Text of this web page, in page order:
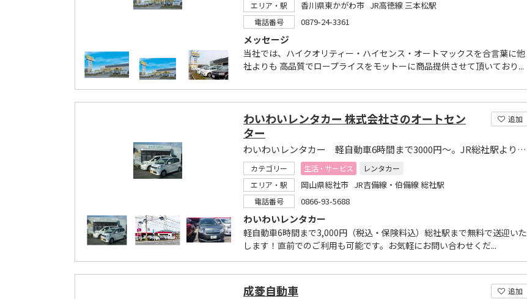
エリア・駅
香川県東かがわ市 JR高徳線 三本松駅
電話番号 0879-24-3361
メッセージ
当社では、ハイクオリティー・ハイセンス・オートマックスを合言葉に他
社よりも 高品質でロープライスをモットーに商品提供させて頂いており...
追加
わいわいレンタカー 株式会社さのオートセン
ター
わいわいレンタカー 軽自動車6時間まで3000円～。JR総社駅より無料送迎いたします。
カテゴリー 生活・サービス
レンタカー
エリア・駅
岡山県総社市 JR吉備線・伯備線 総社駅
電話番号 0866-93-5688
わいわいレンタカー
軽自動車6時間まで3,000円（税込・保険料込）総社駅まで無料で送迎いた
します！直前でのご利用も可能です。お気軽にお問い合わせくだ...
追加
成菱自動車